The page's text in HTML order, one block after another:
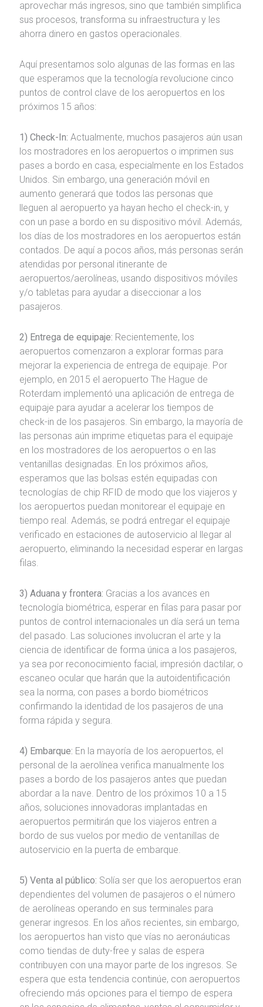
aprovechar más ingresos, sino que también simplifica
sus procesos, transforma su infraestructura y les
ahorra dinero en gastos operacionales.
Aquí presentamos solo algunas de las formas en las
que esperamos que la tecnología revolucione cinco
puntos de control clave de los aeropuertos en los
próximos 15 años:
1) Check-In: Actualmente, muchos pasajeros aún usan
los mostradores en los aeropuertos o imprimen sus
pases a bordo en casa, especialmente en los Estados
Unidos. Sin embargo, una generación móvil en
aumento generará que todos las personas que
lleguen al aeropuerto ya hayan hecho el check-in, y
con un pase a bordo en su dispositivo móvil. Además,
los días de los mostradores en los aeropuertos están
contados. De aquí a pocos años, más personas serán
atendidas por personal itinerante de
aeropuertos/aerolíneas, usando dispositivos móviles
y/o tabletas para ayudar a diseccionar a los
pasajeros.
2) Entrega de equipaje: Recientemente, los
aeropuertos comenzaron a explorar formas para
mejorar la experiencia de entrega de equipaje. Por
ejemplo, en 2015 el aeropuerto The Hague de
Roterdam implementó una aplicación de entrega de
equipaje para ayudar a acelerar los tiempos de
check-in de los pasajeros. Sin embargo, la mayoría de
las personas aún imprime etiquetas para el equipaje
en los mostradores de los aeropuertos o en las
ventanillas designadas. En los próximos años,
esperamos que las bolsas estén equipadas con
tecnologías de chip RFID de modo que los viajeros y
los aeropuertos puedan monitorear el equipaje en
tiempo real. Además, se podrá entregar el equipaje
verificado en estaciones de autoservicio al llegar al
aeropuerto, eliminando la necesidad esperar en largas
filas.
3) Aduana y frontera: Gracias a los avances en
tecnología biométrica, esperar en filas para pasar por
puntos de control internacionales un día será un tema
del pasado. Las soluciones involucran el arte y la
ciencia de identificar de forma única a los pasajeros,
ya sea por reconocimiento facial, impresión dactilar, o
escaneo ocular que harán que la autoidentificación
sea la norma, con pases a bordo biométricos
confirmando la identidad de los pasajeros de una
forma rápida y segura.
4) Embarque: En la mayoría de los aeropuertos, el
personal de la aerolínea verifica manualmente los
pases a bordo de los pasajeros antes que puedan
abordar a la nave. Dentro de los próximos 10 a 15
años, soluciones innovadoras implantadas en
aeropuertos permitirán que los viajeros entren a
bordo de sus vuelos por medio de ventanillas de
autoservicio en la puerta de embarque.
5) Venta al público: Solía ser que los aeropuertos eran
dependientes del volumen de pasajeros o el número
de aerolíneas operando en sus terminales para
generar ingresos. En los años recientes, sin embargo,
los aeropuertos han visto que vías no aeronáuticas
como tiendas de duty-free y salas de espera
contribuyen con una mayor parte de los ingresos. Se
espera que esta tendencia continúe, con aeropuertos
ofreciendo más opciones para el tiempo de espera